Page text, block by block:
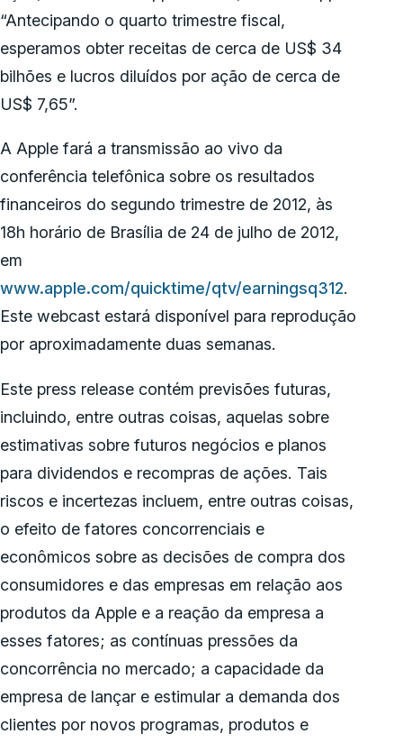
“Antecipando o quarto trimestre fiscal,
esperamos obter receitas de cerca de US$ 34
bilhões e lucros diluídos por ação de cerca de
US$ 7,65”.
A Apple fará a transmissão ao vivo da
conferência telefônica sobre os resultados
financeiros do segundo trimestre de 2012, às
18h horário de Brasília de 24 de julho de 2012,
em
www.apple.com/quicktime/qtv/earningsq312.
Este webcast estará disponível para reprodução
por aproximadamente duas semanas.
Este press release contém previsões futuras,
incluindo, entre outras coisas, aquelas sobre
estimativas sobre futuros negócios e planos
para dividendos e recompras de ações. Tais
riscos e incertezas incluem, entre outras coisas,
o efeito de fatores concorrenciais e
econômicos sobre as decisões de compra dos
consumidores e das empresas em relação aos
produtos da Apple e a reação da empresa a
esses fatores; as contínuas pressões da
concorrência no mercado; a capacidade da
empresa de lançar e estimular a demanda dos
clientes por novos programas, produtos e